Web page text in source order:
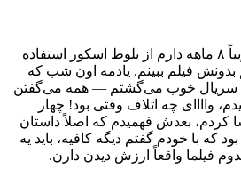
راستش رو بخوای، من تقریباً ۸ ماهه دارم از بلوط اسکور استفاده
بدونش فیلم ببینم. یادمه اون شب که
یه سریال خوب می‌گشتم — همه می‌گفتن
واااای چه اتلاف وقتی بود! چهار
بعدش فهمیدم که اصلاً داستان
که با خودم گفتم دیگه کافیه، باید یه
فیلما واقعاً ارزش دیدن دارن.